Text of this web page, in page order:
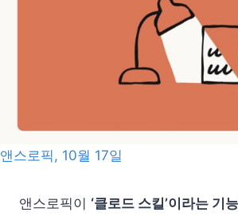
앤스로픽, 10월 17일
앤스로픽이 ‘클로드 스킬’이라는 기